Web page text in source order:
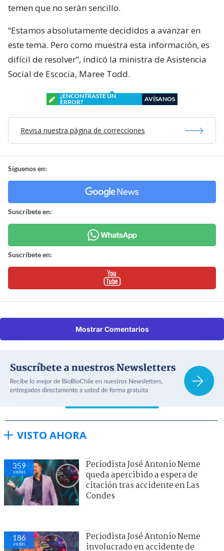
temen que no serán sencillo.
“Estamos absolutamente decididos a avanzar en
este tema. Pero como muestra esta información, es
difícil de resolver”, indicó la ministra de Asistencia
Social de Escocia, Maree Todd.
¿ENCONTRASTE UN
ERROR?
AVÍSANOS
Revisa nuestra página de correcciones
Síguenos en:
Suscríbete en:
Suscríbete en:
Mostrar Comentarios
VISTO AHORA
359
visitas
Periodista José Antonio Neme
queda apercibido a espera de
citación tras accidente en Las
Condes
186
visitas
Periodista José Antonio Neme
involucrado en accidente de